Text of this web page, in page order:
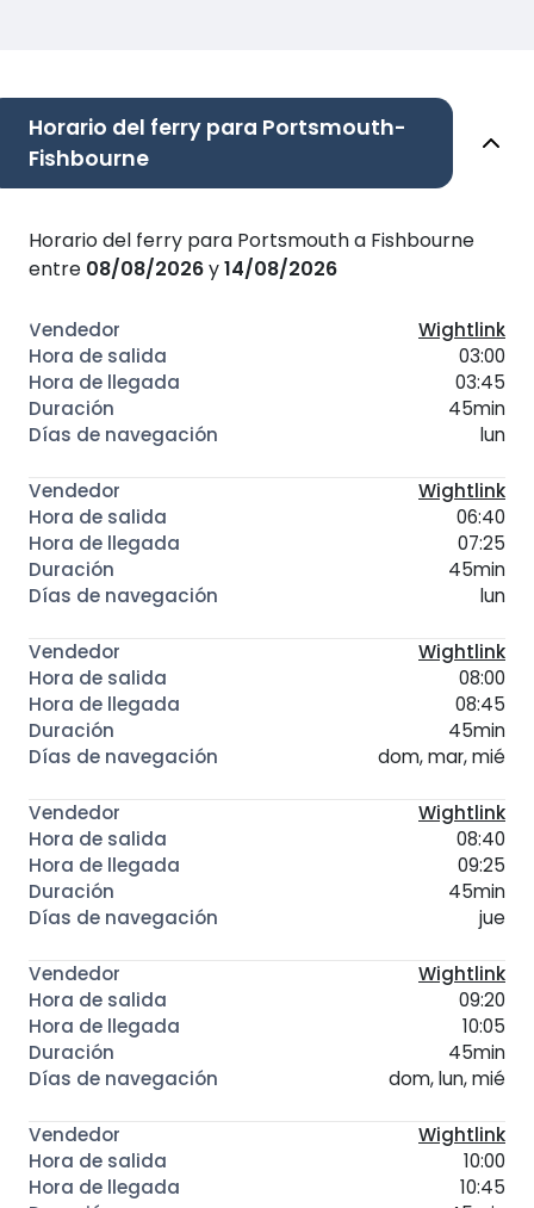
Horario del ferry para Portsmouth-
Fishbourne
Horario del ferry para Portsmouth a Fishbourne
entre 08/08/2026y14/08/2026
Wightlink
03:00
03:45
45min
lun
Wightlink
06:40
07:25
45min
lun
Wightlink
08:00
08:45
45min
dom, mar, mié
Wightlink
08:40
09:25
45min
jue
Wightlink
09:20
10:05
45min
dom, lun, mié
Wightlink
10:00
10:45